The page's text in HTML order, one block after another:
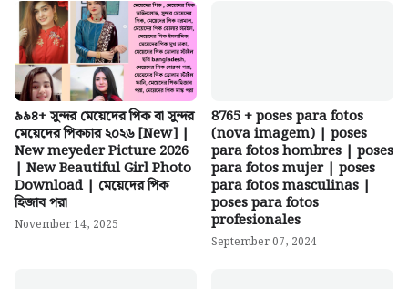
৯৯৪+ সুন্দর মেয়েদের পিক বা সুন্দর
মেয়েদের পিকচার ২০২৬ [New] |
New meyeder Picture 2026
| New Beautiful Girl Photo
Download | মেয়েদের পিক
হিজাব পরা
November 14, 2025
8765 + poses para fotos
(nova imagem) | poses
para fotos hombres | poses
para fotos mujer | poses
para fotos masculinas |
poses para fotos
profesionales
September 07, 2024